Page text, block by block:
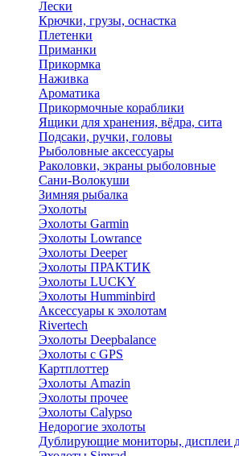
Лески
Крючки, грузы, оснастка
Плетенки
Приманки
Прикормка
Наживка
Ароматика
Прикормочные кораблики
Ящики для хранения, вёдра, сита
Подсаки, ручки, головы
Рыболовные аксессуары
Раколовки, экраны рыболовные
Сани-Волокуши
Зимняя рыбалка
Эхолоты
Эхолоты Garmin
Эхолоты Lowrance
Эхолоты Deeper
Эхолоты ПРАКТИК
Эхолоты LUCKY
Эхолоты Humminbird
Аксессуары к эхолотам
Rivertech
Эхолоты Deepbalance
Эхолоты с GPS
Картплоттер
Эхолоты Amazin
Эхолоты прочее
Эхолоты Calypso
Недорогие эхолоты
Дублирующие мониторы, дисплеи